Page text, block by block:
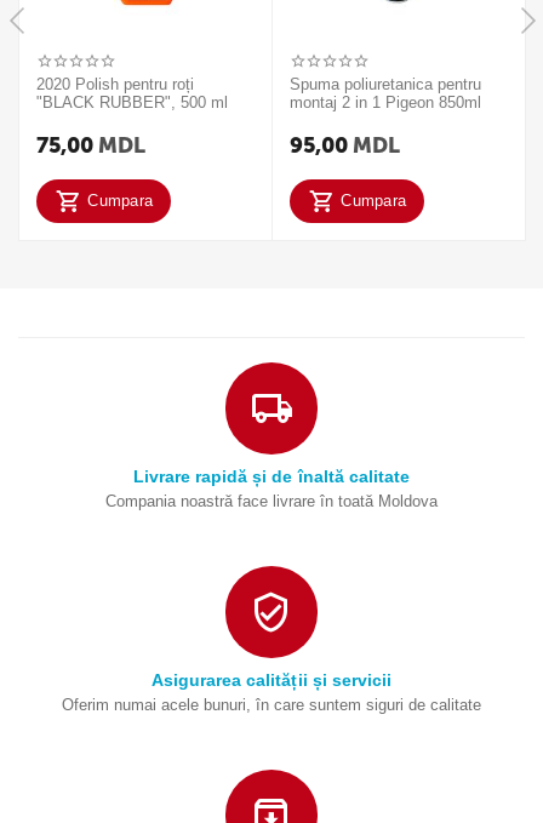
2020 Polish pentru roți
"BLACK RUBBER", 500 ml
75,00 MDL
Cumpara
Spuma poliuretanica pentru
montaj 2 in 1 Pigeon 850ml
95,00 MDL
Cumpara
Livrare rapidă și de înaltă calitate
Compania noastră face livrare în toată Moldova
Asigurarea calității și servicii
Oferim numai acele bunuri, în care suntem siguri de calitate